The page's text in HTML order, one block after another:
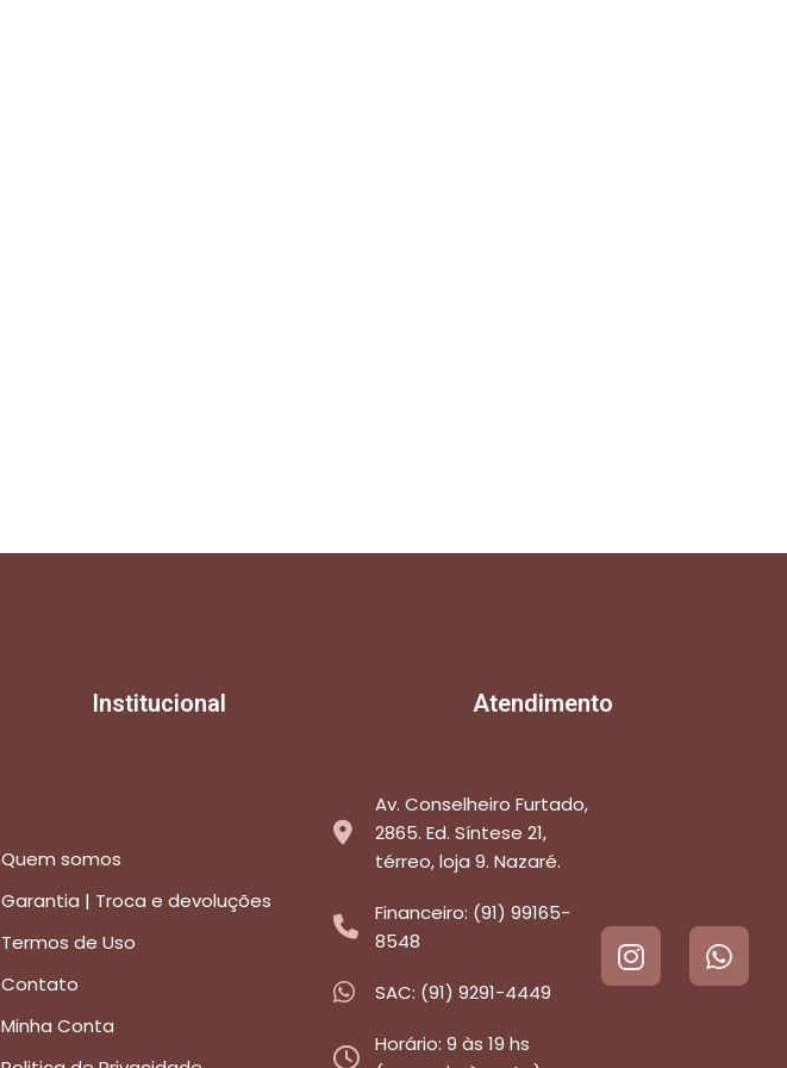
Institucional Atendimento
Quem somos
Garantia | Troca e devoluções
Termos de Uso
Contato
Minha Conta
Av. Conselheiro Furtado,
2865. Ed. Síntese 21,
térreo, loja 9. Nazaré.
Financeiro: (91) 99165-
8548
SAC: (91) 9291-4449
Horário: 9 às 19 hs